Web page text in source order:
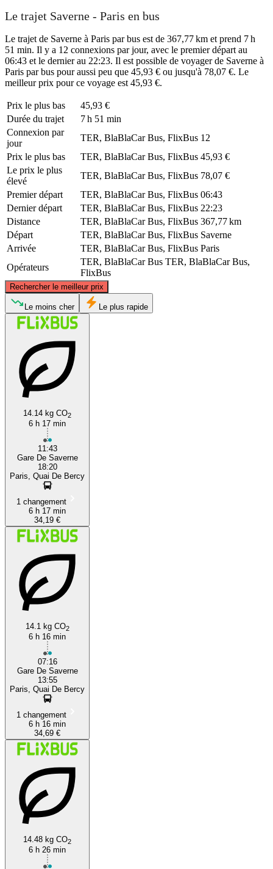
Le trajet Saverne - Paris en bus
Le trajet de Saverne à Paris par bus est de 367,77 km et prend 7 h
51 min. Il y a 12 connexions par jour, avec le premier départ au
06:43 et le dernier au 22:23. Il est possible de voyager de Saverne à
Paris par bus pour aussi peu que 45,93 € ou jusqu'à 78,07 €. Le
meilleur prix pour ce voyage est 45,93 €.
Prix ​​le plus bas
45,93 €
Durée du trajet
7 h 51 min
Connexion par
jour
TER, BlaBlaCar Bus, FlixBus 12
Prix ​​le plus bas
TER, BlaBlaCar Bus, FlixBus 45,93 €
Le prix le plus
élevé
TER, BlaBlaCar Bus, FlixBus 78,07 €
Premier départ
TER, BlaBlaCar Bus, FlixBus 06:43
Dernier départ
TER, BlaBlaCar Bus, FlixBus 22:23
Distance
TER, BlaBlaCar Bus, FlixBus 367,77 km
Départ
TER, BlaBlaCar Bus, FlixBus Saverne
Arrivée
TER, BlaBlaCar Bus, FlixBus Paris
Opérateurs
TER, BlaBlaCar Bus TER, BlaBlaCar Bus,
FlixBus
Rechercher le meilleur prix
Paris
Le moins cher Le plus rapide
14.14 kg CO2
6 h 17 min
11:43
Gare De Saverne
18:20
Paris, Quai De Bercy
1 changement
6 h 17 min
34,19 €
14.1 kg CO2
6 h 16 min
07:16
Gare De Saverne
13:55
Paris, Quai De Bercy
1 changement
6 h 16 min
34,69 €
14.48 kg CO2
6 h 26 min